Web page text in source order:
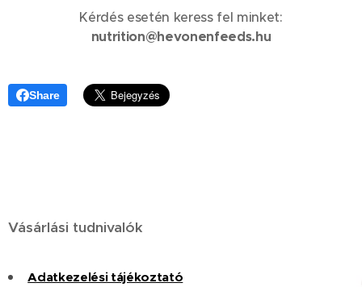
Kérdés esetén keress fel minket:
nutrition@hevonenfeeds.hu
Share
Vásárlási tudnivalók
Adatkezelési tájékoztató